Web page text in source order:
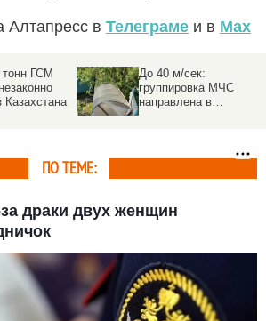
Алтапресс в Телеграме и в Max
тонн ГСМ
Казахстана
До 40 м/сек:
группировка МЧС
направлена в
ПО ТЕМЕ:
драки двух женщин